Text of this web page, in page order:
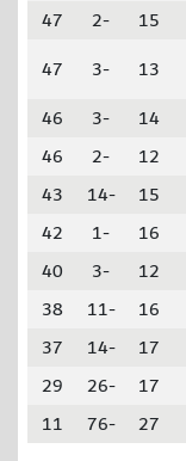
15
-2
47
13
-3
47
14
-3
46
12
-2
46
15
-14
43
16
-1
42
12
-3
40
16
-11
38
17
-14
37
17
-26
29
27
-76
11